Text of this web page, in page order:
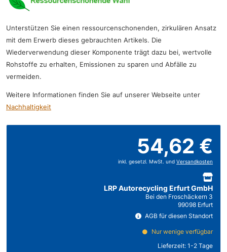
Unterstützen Sie einen ressourcenschonenden, zirkulären Ansatz
mit dem Erwerb dieses gebrauchten Artikels. Die
Wiederverwendung dieser Komponente trägt dazu bei, wertvolle
Rohstoffe zu erhalten, Emissionen zu sparen und Abfälle zu
vermeiden.
Weitere Informationen finden Sie auf unserer Webseite unter
Nachhaltigkeit
54,62 €
inkl. gesetzl. MwSt. und Versandkosten
LRP Autorecycling Erfurt GmbH
Bei den Froschäckern 3
99098 Erfurt
AGB für diesen Standort
Nur wenige verfügbar
Lieferzeit: 1-2 Tage